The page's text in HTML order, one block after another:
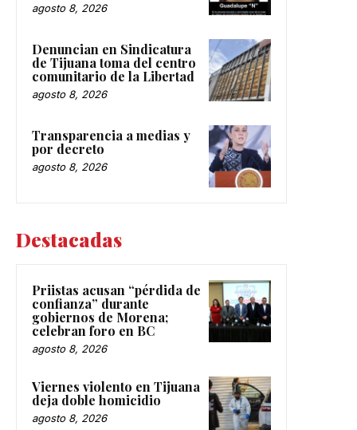
agosto 8, 2026
Denuncian en Sindicatura
de Tijuana toma del centro
comunitario de la Libertad
agosto 8, 2026
Transparencia a medias y
por decreto
agosto 8, 2026
Destacadas
Priistas acusan “pérdida de
confianza” durante
gobiernos de Morena;
celebran foro en BC
agosto 8, 2026
Viernes violento en Tijuana
deja doble homicidio
agosto 8, 2026